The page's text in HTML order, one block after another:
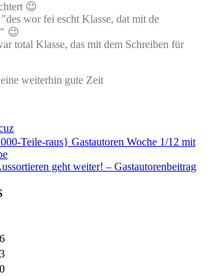
😉
wor fei escht Klasse, dat mit de
😉
total Klasse, das mit dem Schreiben für
weiterhin gute Zeit
Teile-raus} Gastautoren Woche 1/12 mit
geht weiter! – Gastautorenbeitrag